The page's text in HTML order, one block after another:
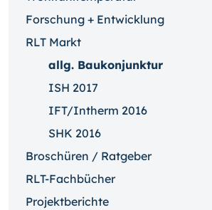
Forschung + Entwicklung
RLT Markt
allg. Baukonjunktur
ISH 2017
IFT/Intherm 2016
SHK 2016
Broschüren / Ratgeber
RLT-Fachbücher
Projektberichte